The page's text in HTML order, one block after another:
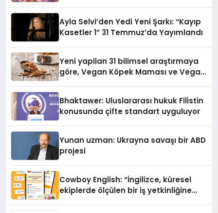
Ayla Selvi’den Yedi Yeni Şarkı: “Kayıp
Kasetler 1” 31 Temmuz’da Yayımlandı
Yeni yapilan 31 bilimsel araştırmaya
göre, Vegan Köpek Maması ve Vegan
Bhaktawer: Uluslararası hukuk Filistin
konusunda çifte standart uyguluyor
Yunan uzman: Ukrayna savaşı bir ABD
projesi
Cowboy English: “İngilizce, küresel
ekiplerde ölçülen bir iş yetkinliğine